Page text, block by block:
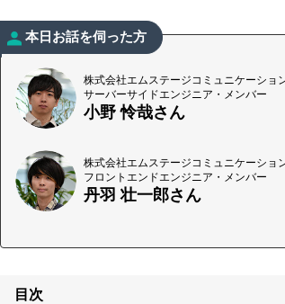
本日お話を伺った方
株式会社エムステージコミュニケーショ
サーバーサイドエンジニア・メンバー
小野 怜哉さん
株式会社エムステージコミュニケーショ
フロントエンドエンジニア・メンバー
丹羽 壮一郎さん
目次